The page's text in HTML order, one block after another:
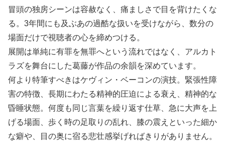
冒頭の独房シーンは容赦なく、痛ましさで目を背けたくな
る。3年間にも及ぶあの過酷な扱いを受けながら、数分の
場面だけで視聴者の心を締めつける。
展開は単純に有罪を無罪へという流れではなく、アルカト
ラズを舞台にした葛藤が作品の余韻を深めています。
何より特筆すべきはケヴィン・ベーコンの演技。緊張性障
害の特徴、長期にわたる精神的圧迫による衰え、精神的な
昏睡状態。何度も同じ言葉を繰り返す仕草、急に大声を上
げる場面、歩く時の足取りの乱れ、膝の震えといった細か
な癖や、目の奥に宿る悲壮感挙げればきりがありません。